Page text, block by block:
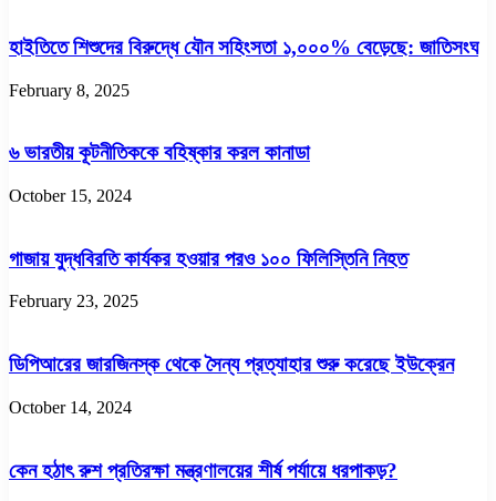
হাইতিতে শিশুদের বিরুদ্ধে যৌন সহিংসতা ১,০০০% বেড়েছে: জাতিসংঘ
February 8, 2025
৬ ভারতীয় কূটনীতিককে বহিষ্কার করল কানাডা
October 15, 2024
গাজায় যুদ্ধবিরতি কার্যকর হওয়ার পরও ১০০ ফিলিস্তিনি নিহত
February 23, 2025
ডিপিআরের জারজিনস্ক থেকে সৈন্য প্রত্যাহার শুরু করেছে ইউক্রেন
October 14, 2024
কেন হঠাৎ রুশ প্রতিরক্ষা মন্ত্রণালয়ের শীর্ষ পর্যায়ে ধরপাকড়?